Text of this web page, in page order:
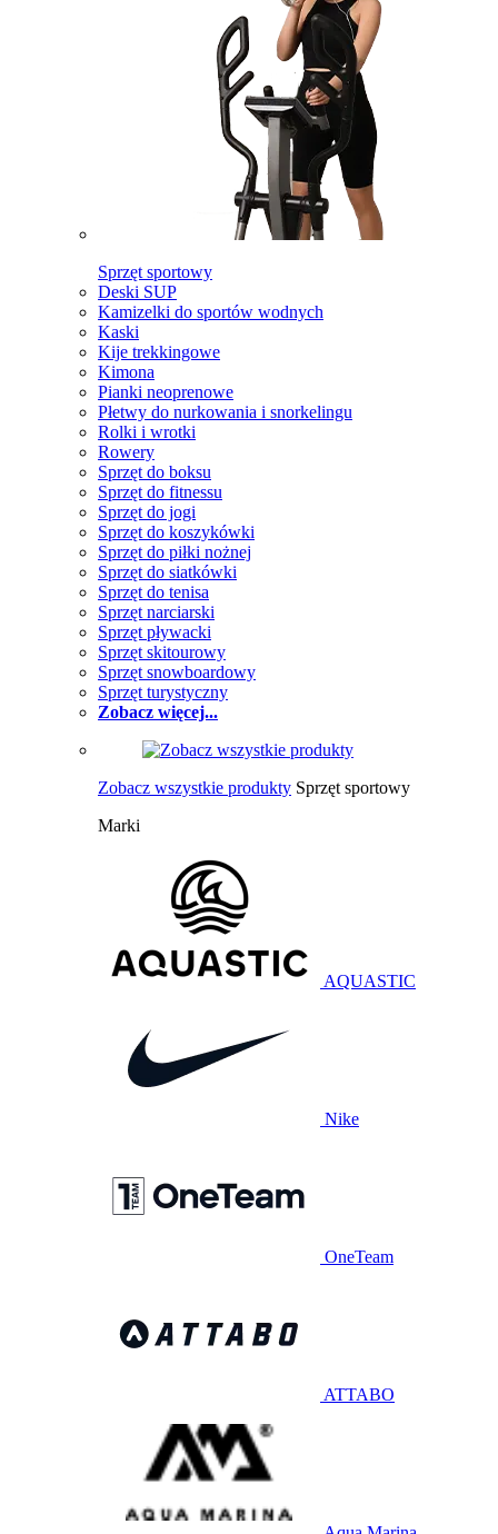
Sprzęt sportowy
Deski SUP
Kamizelki do sportów wodnych
Kaski
Kije trekkingowe
Kimona
Pianki neoprenowe
Płetwy do nurkowania i snorkelingu
Rolki i wrotki
Rowery
Sprzęt do boksu
Sprzęt do fitnessu
Sprzęt do jogi
Sprzęt do koszykówki
Sprzęt do piłki nożnej
Sprzęt do siatkówki
Sprzęt do tenisa
Sprzęt narciarski
Sprzęt pływacki
Sprzęt skitourowy
Sprzęt snowboardowy
Sprzęt turystyczny
Zobacz więcej...
Zobacz wszystkie produkty Sprzęt sportowy
Marki
AQUASTIC
Nike
OneTeam
ATTABO